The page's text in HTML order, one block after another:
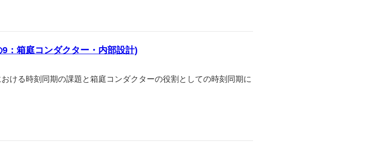
：箱庭コンダクター・内部設計)
ける時刻同期の課題と箱庭コンダクターの役割としての時刻同期に